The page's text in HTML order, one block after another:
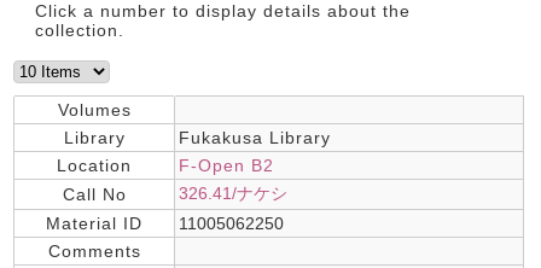
Click a number to display details about the
collection.
Volumes
Library
Fukakusa Library
Location
F-Open B2
Call No
326.41/ナケシ
Material ID
11005062250
Comments